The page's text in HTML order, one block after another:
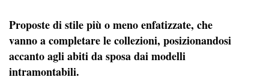
Proposte di stile più o meno enfatizzate, che
vanno a completare le collezioni, posizionandosi
accanto agli abiti da sposa dai modelli
intramontabili.